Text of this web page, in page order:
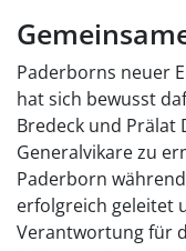
Paderborns neuer
hat sich bewusst
Bredeck und Prälat
Generalvikare zu
Paderborn
erfolgreich geleitet
Verantwortung für